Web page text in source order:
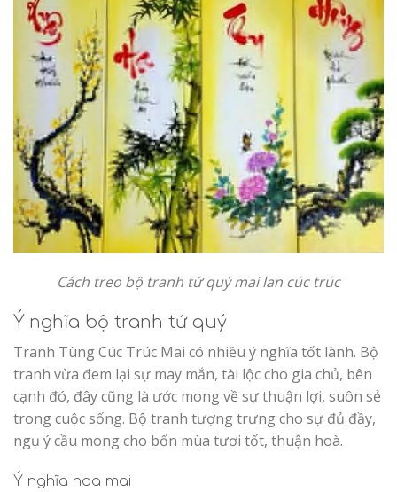
Cách treo bộ tranh tứ quý mai lan cúc trúc
Ý nghĩa bộ tranh tứ quý
Tranh Tùng Cúc Trúc Mai có nhiều ý nghĩa tốt lành. Bộ
tranh vừa đem lại sự may mắn, tài lộc cho gia chủ, bên
cạnh đó, đây cũng là ước mong về sự thuận lợi, suôn sẻ
trong cuộc sống. Bộ tranh tượng trưng cho sự đủ đầy,
ngụ ý cầu mong cho bốn mùa tươi tốt, thuận hoà.
Ý nghĩa hoa mai